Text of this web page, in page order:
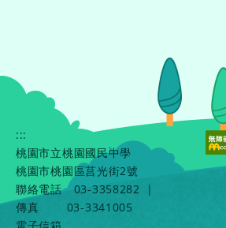
:::
桃園市立桃園國民中學
桃園市桃園區莒光街2號
聯絡電話
03-3358282
|
傳真
03-3341005